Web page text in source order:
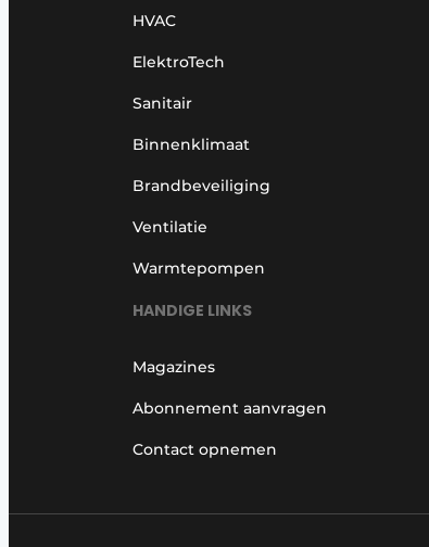
HVAC
ElektroTech
Sanitair
Binnenklimaat
Brandbeveiliging
Ventilatie
Warmtepompen
HANDIGE LINKS
Magazines
Abonnement aanvragen
Contact opnemen